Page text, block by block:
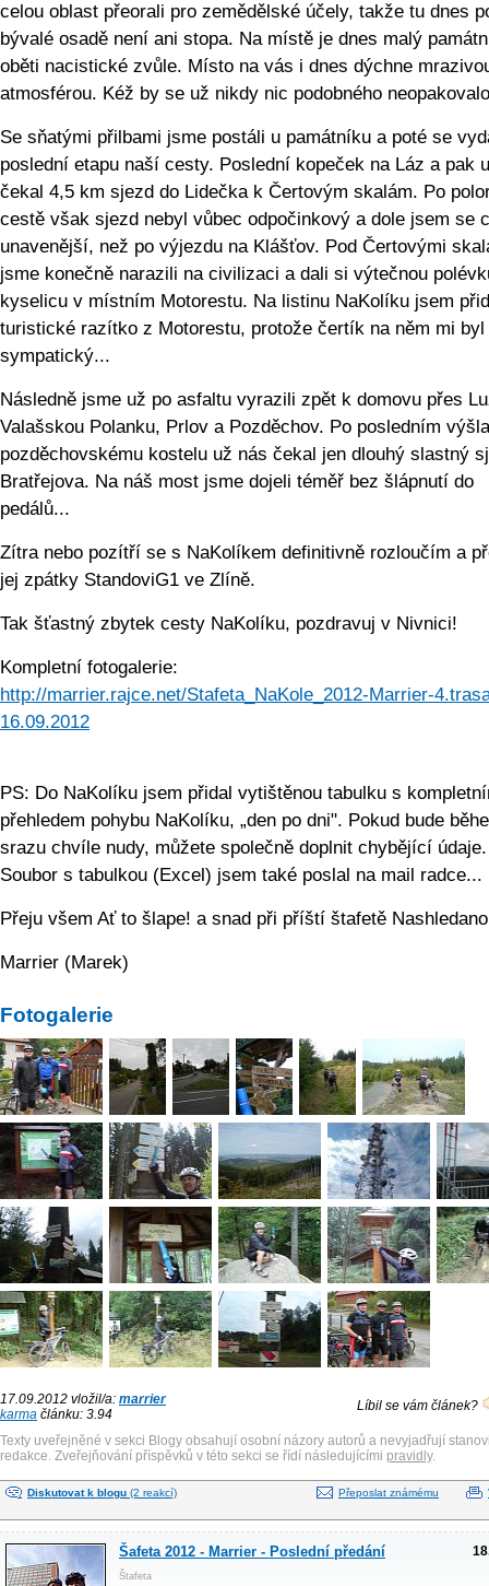
celou oblast přeorali pro zemědělské účely, takže tu dnes
bývalé osadě není ani stopa. Na místě je dnes malý
oběti nacistické zvůle. Místo na vás i dnes dýchne
atmosférou. Kéž by se už nikdy nic podobného
Se sňatými přilbami jsme postáli u památníku a poté se
poslední etapu naší cesty. Poslední kopeček na Láz a pak
čekal 4,5 km sjezd do Lidečka k Čertovým skalám. Po
cestě však sjezd nebyl vůbec odpočinkový a dole jsem se
unavenější, než po výjezdu na Klášťov. Pod Čertovými
jsme konečně narazili na civilizaci a dali si výtečnou
kyselicu v místním Motorestu. Na listinu NaKolíku jsem
turistické razítko z Motorestu, protože čertík na něm mi byl
sympatický...
Následně jsme už po asfaltu vyrazili zpět k domovu přes
Valašskou Polanku, Prlov a Pozděchov. Po posledním
pozděchovskému kostelu už nás čekal jen dlouhý slastný
Bratřejova. Na náš most jsme dojeli téměř bez šlápnutí do
pedálů...
Zítra nebo pozítří se s NaKolíkem definitivně rozloučím a
jej zpátky StandoviG1 ve Zlíně.
Tak šťastný zbytek cesty NaKolíku, pozdravuj v Nivnici!
Kompletní fotogalerie:
http://marrier.rajce.net/Stafeta_NaKole_2012-Marrier-
16.09.2012
PS: Do NaKolíku jsem přidal vytištěnou tabulku s
přehledem pohybu NaKolíku, „den po dni". Pokud bude
srazu chvíle nudy, můžete společně doplnit chybějící údaje.
Soubor s tabulkou (Excel) jsem také poslal na mail radce...
Přeju všem Ať to šlape! a snad při příští štafetě
Marrier (Marek)
Fotogalerie
17.09.2012 vložil/a: marrier
karma článku: 3.94
Líbil se vám článek?
Texty uveřejněné v sekci Blogy obsahují osobní názory autorů a nevyjadřují
redakce. Zveřejňování příspěvků v této sekci se řídí následujícími pravidly.
Diskutovat k blogu (2 reakcí) Přeposlat známému
Šafeta 2012 - Marrier - Poslední předání
Štafeta